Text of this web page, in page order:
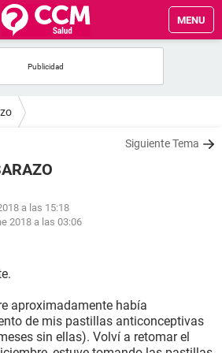
MENU
Siguiente Tema
a las 15:18
2018 a las 03:06
aproximadamente había
de mis pastillas anticonceptivas
sin ellas). Volví a retomar el